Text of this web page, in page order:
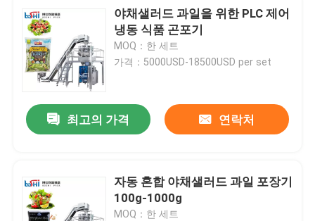
야채샐러드 과일을 위한 PLC 제어
냉동 식품 곤포기
MOQ：한 세트
가격：5000USD-18500USD per set
최고의 가격 연락처
자동 혼합 야채샐러드 과일 포장기
100g-1000g
MOQ：한 세트